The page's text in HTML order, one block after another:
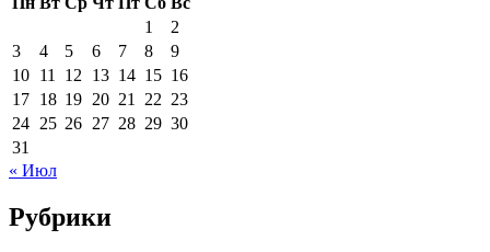
1
2
3
4 5 6 7 8
9
10 11 12 13 14 15 16
17 18 19 20 21 22 23
24 25 26 27 28 29 30
31
« Июл
Рубрики